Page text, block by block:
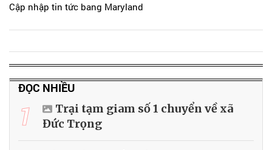
Cập nhập tin tức bang Maryland
ĐỌC NHIỀU
1
Trại tạm giam số 1 chuyển về xã
Đức Trọng